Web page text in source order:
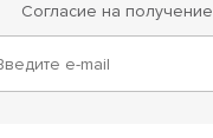
Согласие на получение